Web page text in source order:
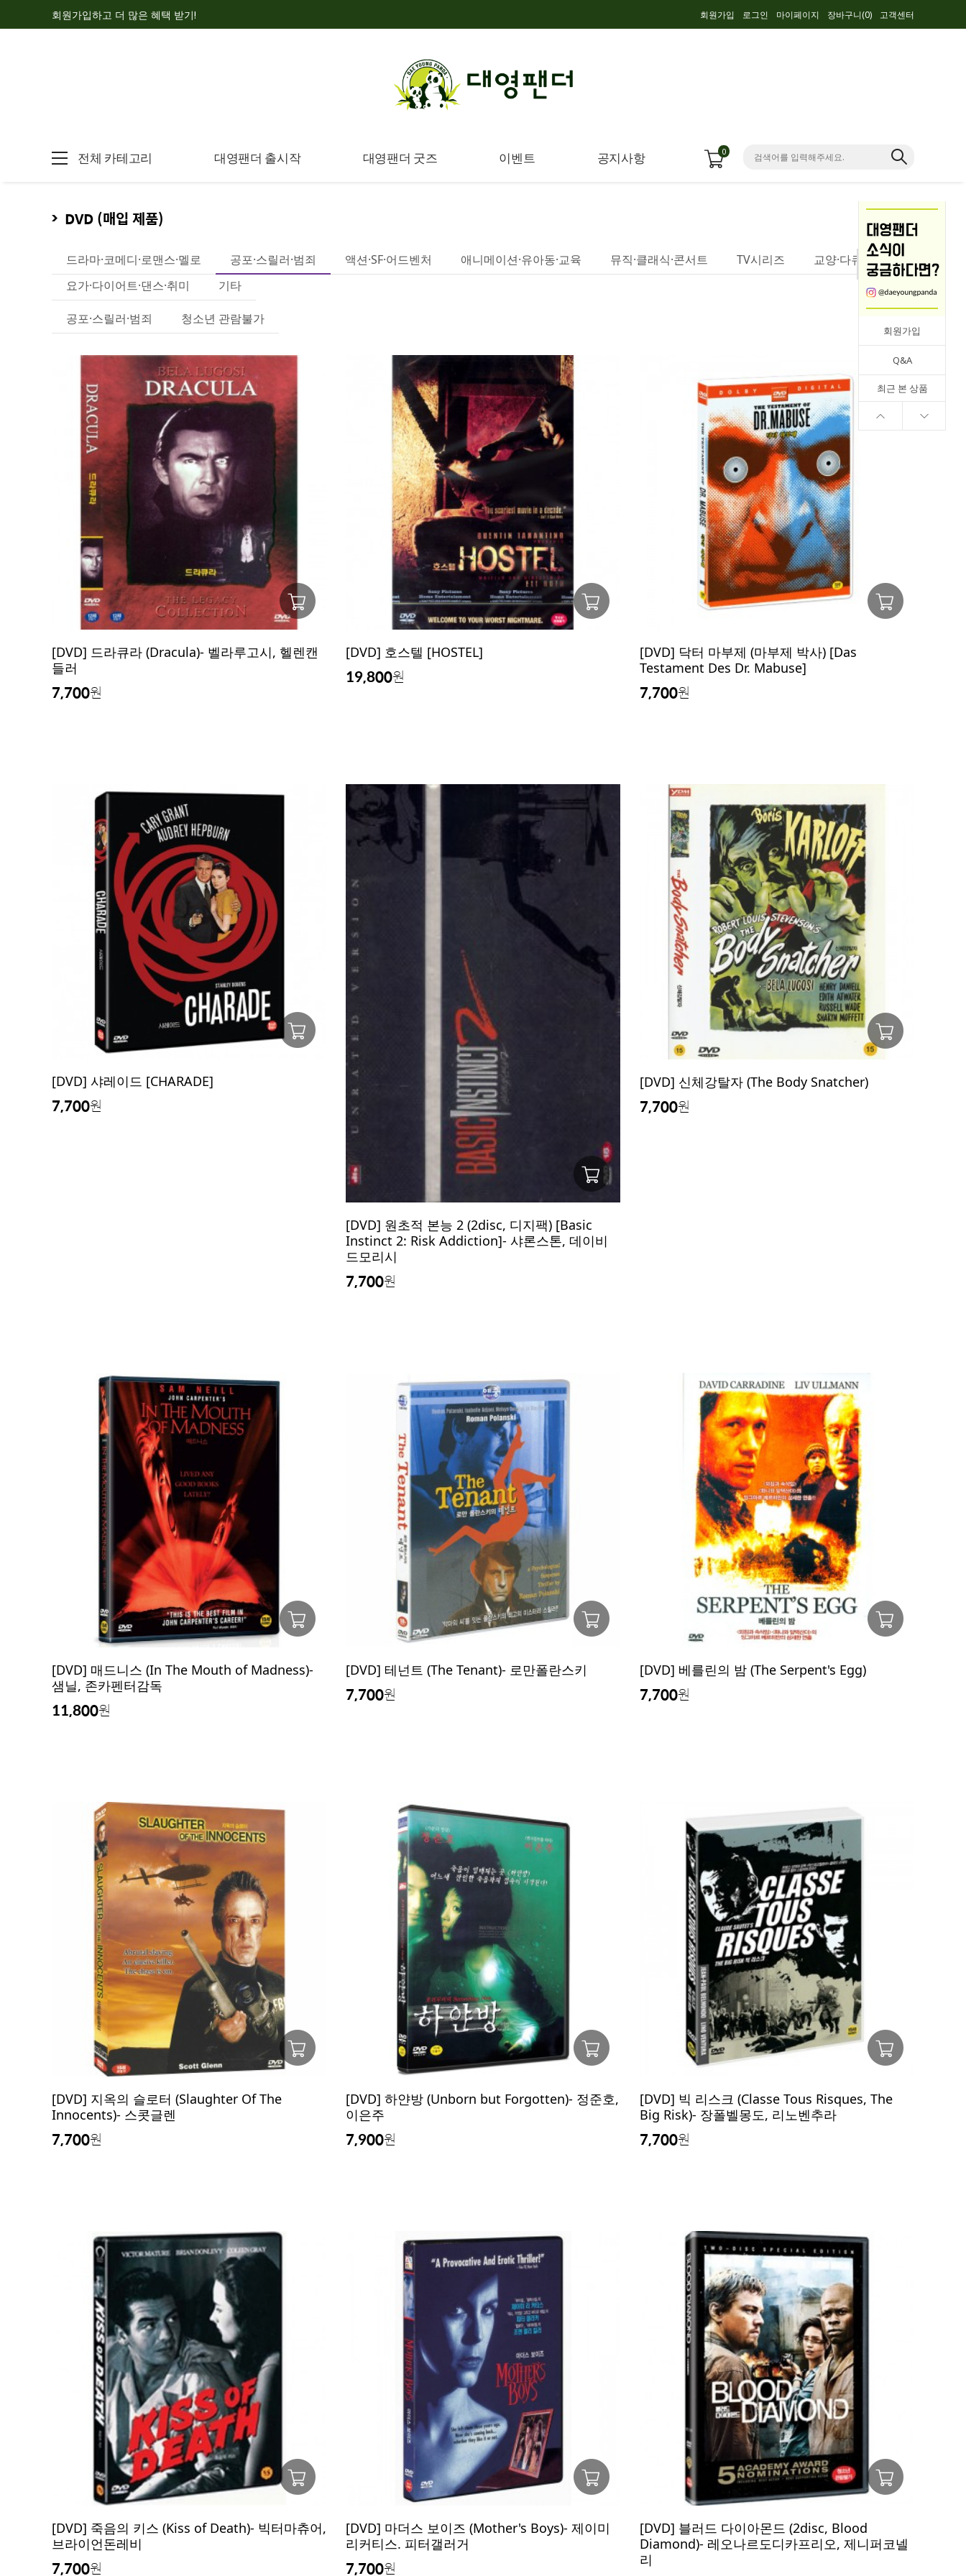
회원가입하고 더 많은 혜택 받기! 회원가입 로그인 마이페이지 장바구니(0) 고객센터
전체 카테고리 대영팬더 출시작 대영팬더 굿즈 이벤트 공지사항 0
회원가입
Q&A
최근 본 상품
DVD (매입 제품)
드라마·코메디·로맨스·멜로 공포·스릴러·범죄 액션·SF·어드벤처 애니메이션·유아동·교육 뮤직·클래식·콘서트 TV시리즈
교양·다큐멘터리
요가·다이어트·댄스·취미
기타
공포·스릴러·범죄 청소년 관람불가
[DVD] 드라큐라 (Dracula)- 벨라루고시, 헬렌캔
들러
7,700원
[DVD] 호스텔 [HOSTEL]
19,800원
[DVD] 닥터 마부제 (마부제 박사) [Das
Testament Des Dr. Mabuse]
7,700원
[DVD] 샤레이드 [CHARADE]
7,700원
[DVD] 원초적 본능 2 (2disc, 디지팩) [Basic
Instinct 2: Risk Addiction]- 샤론스톤, 데이비
드모리시
7,700원
[DVD] 신체강탈자 (The Body Snatcher)
7,700원
[DVD] 매드니스 (In The Mouth of Madness)-
샘닐, 존카펜터감독
11,800원
[DVD] 테넌트 (The Tenant)- 로만폴란스키
7,700원
[DVD] 베를린의 밤 (The Serpent's Egg)
7,700원
[DVD] 지옥의 슬로터 (Slaughter Of The
Innocents)- 스콧글렌
7,700원
[DVD] 하얀방 (Unborn but Forgotten)- 정준호,
이은주
7,900원
[DVD] 빅 리스크 (Classe Tous Risques, The
Big Risk)- 장폴벨몽도, 리노벤추라
7,700원
[DVD] 죽음의 키스 (Kiss of Death)- 빅터마츄어,
브라이언돈레비
7,700원
[DVD] 마더스 보이즈 (Mother's Boys)- 제이미
리커티스. 피터갤러거
7,700원
[DVD] 블러드 다이아몬드 (2disc, Blood
Diamond)- 레오나르도디카프리오, 제니퍼코넬
리